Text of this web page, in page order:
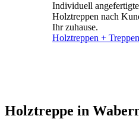
Individuell
Holztreppen nach
Ihr zuhause.
Holztreppen +
Holztreppe in